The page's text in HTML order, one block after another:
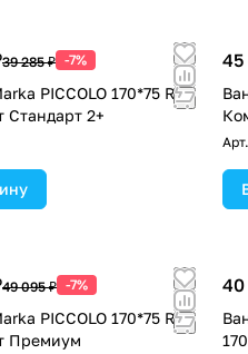
39 285 ₽ -7%
PICCOLO 170*75 R
Стандарт 2+
45
Арт.
49 095 ₽ -7%
PICCOLO 170*75 R
Премиум
40